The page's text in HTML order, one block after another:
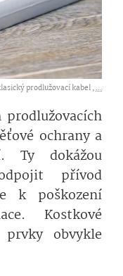
prodlužovací kabel ,...
ochrany a
Ty dokážou
přívod
k poškození
Kostkové
obvykle